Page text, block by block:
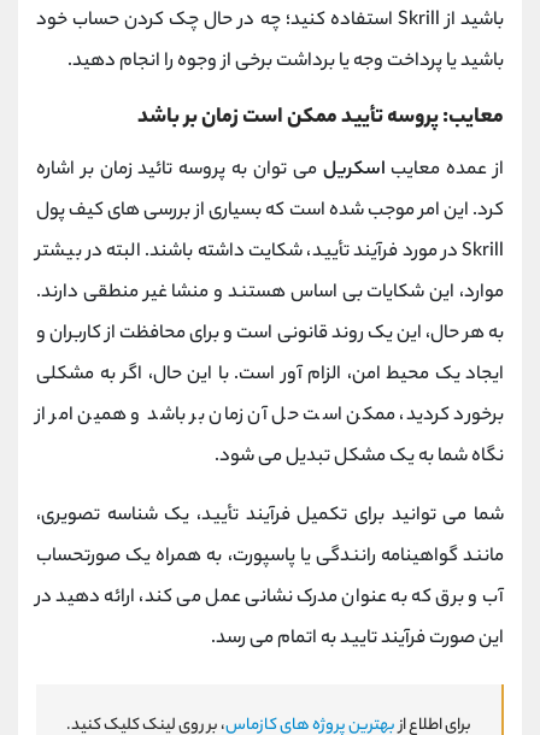
باشید از Skrill استفاده کنید؛ چه در حال چک کردن حساب خود
باشید یا پرداخت وجه یا برداشت برخی از وجوه را انجام دهید.
معایب: پروسه تأیید ممکن است زمان ‌بر باشد
از عمده معایب اسکریل می توان به پروسه تائید زمان بر اشاره
کرد. این امر موجب شده است که بسیاری از بررسی‌ های کیف پول
Skrill در مورد فرآیند تأیید، شکایت داشته باشند. البته در بیشتر
موارد، این شکایات بی اساس هستند و منشا غیر منطقی دارند.
به هر حال، این یک روند قانونی است و برای محافظت از کاربران و
ایجاد یک محیط امن، الزام‌ آور است. با این حال، اگر به مشکلی
برخورد کردید، ممکن است حل آن زمان ‌بر باشد و همین امر از
نگاه شما به یک مشکل تبدیل می ‌شود.
شما می توانید برای تکمیل فرآیند تأیید، یک شناسه تصویری،
مانند گواهینامه رانندگی یا پاسپورت، به همراه یک صورتحساب
آب و برق که به عنوان مدرک نشانی عمل می ‌کند، ارائه دهید در
این صورت فرآیند تایید به اتمام می رسد.
برای اطلاع ازبهترین پروژه های کازماس، بر روی لینک کلیک کنید.